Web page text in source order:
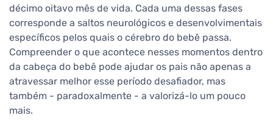
décimo oitavo mês de vida. Cada uma dessas fases
corresponde a saltos neurológicos e desenvolvimentais
específicos pelos quais o cérebro do bebê passa.
Compreender o que acontece nesses momentos dentro
da cabeça do bebê pode ajudar os pais não apenas a
atravessar melhor esse período desafiador, mas
também - paradoxalmente - a valorizá-lo um pouco
mais.